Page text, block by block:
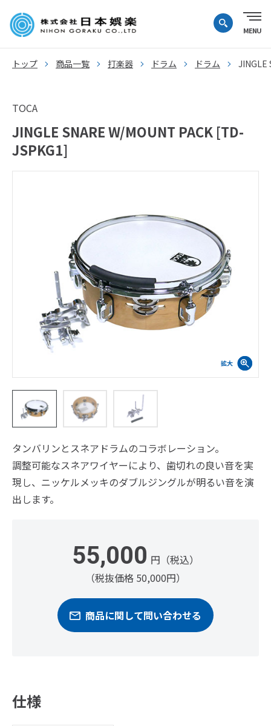
トップ 商品一覧 打楽器 ドラム ドラム JINGLE
TOCA
JINGLE SNARE W/MOUNT PACK [TD-
JSPKG1]
タンバリンとスネアドラムのコラボレーション。
調整可能なスネアワイヤーにより、歯切れの良い音を実
現し、ニッケルメッキのダブルジングルが明るい音を演
出します。
55,000 円（税込）
（税抜価格 50,000円）
商品に関して問い合わせる
仕様